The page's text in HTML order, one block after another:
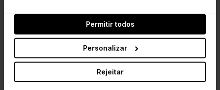
Permitir todos
Personalizar
Rejeitar
Esta não é a primeira vez que a InvGate é
reconhecida no espaço de Gestão de Ativos de
hardware.
Em 2024, a empresa foi incluída como um